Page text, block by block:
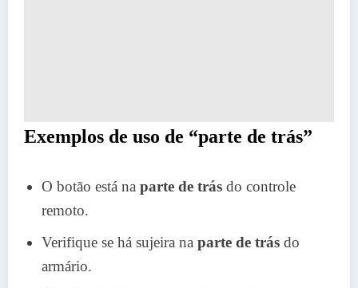
Exemplos de uso de “parte de trás”
O botão está na parte de trás do controle
remoto.
Verifique se há sujeira na parte de trás do
armário.